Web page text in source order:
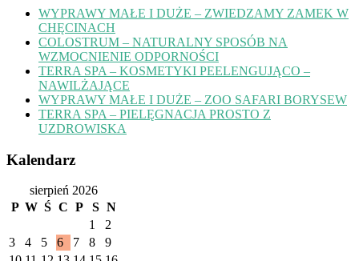
WYPRAWY MAŁE I DUŻE – ZWIEDZAMY ZAMEK W
CHĘCINACH
COLOSTRUM – NATURALNY SPOSÓB NA
WZMOCNIENIE ODPORNOŚCI
TERRA SPA – KOSMETYKI PEELENGUJĄCO –
NAWILŻAJĄCE
WYPRAWY MAŁE I DUŻE – ZOO SAFARI BORYSEW
TERRA SPA – PIELĘGNACJA PROSTO Z
UZDROWISKA
Kalendarz
sierpień 2026
P W Ś C P S N
1
2
3
4 5 6 7 8
9